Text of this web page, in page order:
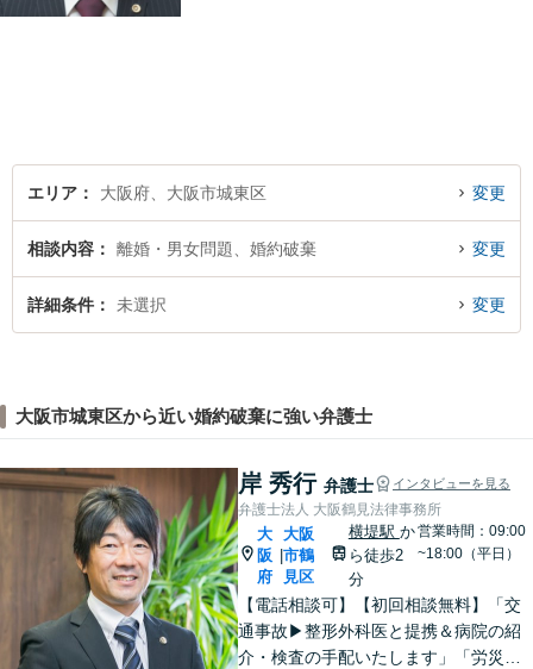
エリア 大阪府、大阪市城東区 変更
相談内容 離婚・男女問題、婚約破棄 変更
詳細条件 未選択 変更
大阪市城東区から近い婚約破棄に強い弁護士
岸 秀行 弁護士 インタビューを見る
弁護士法人 大阪鶴見法律事務所
大
阪
府
|
大阪
市鶴
見区
横堤駅 か
ら徒歩2
分
営業時間：09:00
~18:00（平日）
【電話相談可】【初回相談無料】「交
通事故▶︎整形外科医と提携＆病院の紹
介・検査の手配いたします」「労災の